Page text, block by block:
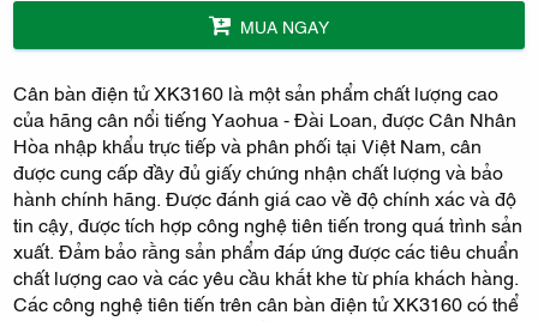
MUA NGAY
Cân bàn điện tử XK3160 là một sản phẩm chất lượng cao
của hãng cân nổi tiếng Yaohua - Đài Loan, được Cân Nhân
Hòa nhập khẩu trực tiếp và phân phối tại Việt Nam, cân
được cung cấp đầy đủ giấy chứng nhận chất lượng và bảo
hành chính hãng. Được đánh giá cao về độ chính xác và độ
tin cậy, được tích hợp công nghệ tiên tiến trong quá trình sản
xuất. Đảm bảo rằng sản phẩm đáp ứng được các tiêu chuẩn
chất lượng cao và các yêu cầu khắt khe từ phía khách hàng.
Các công nghệ tiên tiến trên cân bàn điện tử XK3160 có thể